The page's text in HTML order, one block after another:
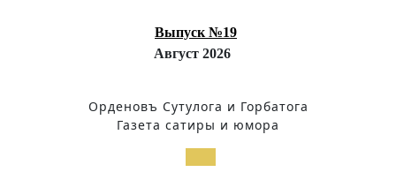
Выпуск №19
Август 2026
Орденовъ Сутулога и Горбатога
Газета сатиры и юмора